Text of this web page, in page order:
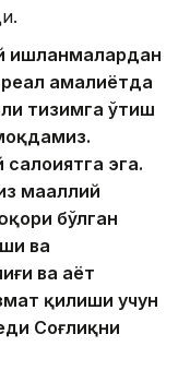
ишланмалардан
амалиётда
тизимга ўтиш
эга.
маҳаллий
бўлган
ва
ва ҳаёт
қилиши учун
Соғлиқни